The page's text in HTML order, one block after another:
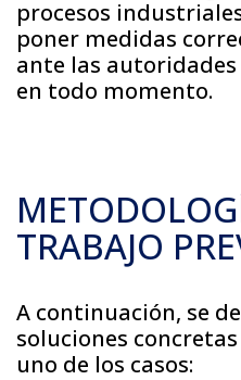
procesos
poner medidas
ante las
en todo momento.
TRABAJO
A continuación, se
soluciones
uno de los casos: